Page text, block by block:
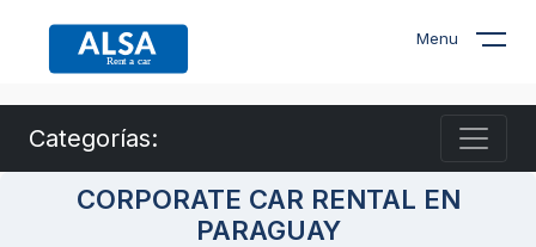
Menu
Categorías:
CORPORATE CAR RENTAL EN
PARAGUAY